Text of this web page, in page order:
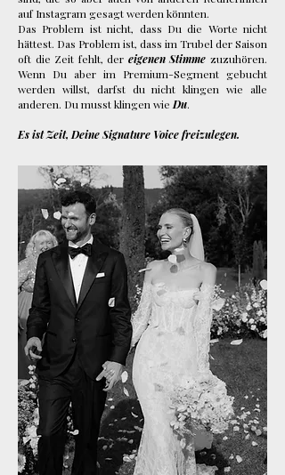
auf Instagram gesagt werden könnten.
Das Problem ist nicht, dass Du die Worte nicht
hättest. Das Problem ist, dass im Trubel der Saison
oft die Zeit fehlt, der eigenen Stimme zuzuhören.
Wenn Du aber im Premium-Segment gebucht
werden willst, darfst du nicht klingen wie alle
anderen. Du musst klingen wie Du.
Es ist Zeit, Deine Signature Voice freizulegen.